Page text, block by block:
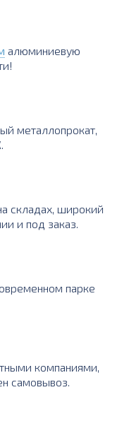
алюминиевую
металлопрокат,
складах, широкий
и под заказ.
парке
компаниями,
самовывоз.